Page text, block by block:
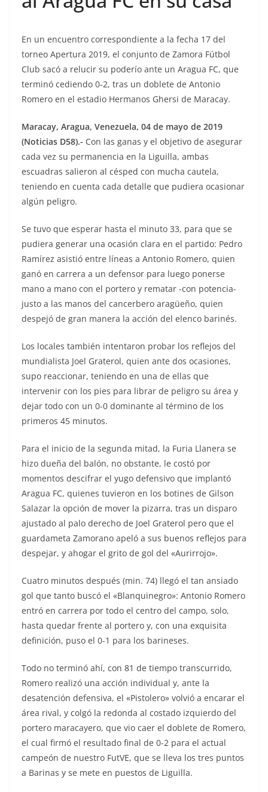
En un encuentro correspondiente a la fecha 17 del
torneo Apertura 2019, el conjunto de Zamora Fútbol
Club sacó a relucir su poderío ante un Aragua FC, que
terminó cediendo 0-2, tras un doblete de Antonio
Romero en el estadio Hermanos Ghersi de Maracay.
Maracay, Aragua, Venezuela, 04 de mayo de 2019
(Noticias D58).- Con las ganas y el objetivo de asegurar
cada vez su permanencia en la Liguilla, ambas
escuadras salieron al césped con mucha cautela,
teniendo en cuenta cada detalle que pudiera ocasionar
algún peligro.
Se tuvo que esperar hasta el minuto 33, para que se
pudiera generar una ocasión clara en el partido: Pedro
Ramírez asistió entre líneas a Antonio Romero, quien
ganó en carrera a un defensor para luego ponerse
mano a mano con el portero y rematar -con potencia-
justo a las manos del cancerbero aragüeño, quien
despejó de gran manera la acción del elenco barinés.
Los locales también intentaron probar los reflejos del
mundialista Joel Graterol, quien ante dos ocasiones,
supo reaccionar, teniendo en una de ellas que
intervenir con los pies para librar de peligro su área y
dejar todo con un 0-0 dominante al término de los
primeros 45 minutos.
Para el inicio de la segunda mitad, la Furia Llanera se
hizo dueña del balón, no obstante, le costó por
momentos descifrar el yugo defensivo que implantó
Aragua FC, quienes tuvieron en los botines de Gilson
Salazar la opción de mover la pizarra, tras un disparo
ajustado al palo derecho de Joel Graterol pero que el
guardameta Zamorano apeló a sus buenos reflejos para
despejar, y ahogar el grito de gol del «Aurirrojo».
Cuatro minutos después (min. 74) llegó el tan ansiado
gol que tanto buscó el «Blanquinegro»: Antonio Romero
entró en carrera por todo el centro del campo, solo,
hasta quedar frente al portero y, con una exquisita
definición, puso el 0-1 para los barineses.
Todo no terminó ahí, con 81 de tiempo transcurrido,
Romero realizó una acción individual y, ante la
desatención defensiva, el «Pistolero» volvió a encarar el
área rival, y colgó la redonda al costado izquierdo del
portero maracayero, que vio caer el doblete de Romero,
el cual firmó el resultado final de 0-2 para el actual
campeón de nuestro FutVE, que se lleva los tres puntos
a Barinas y se mete en puestos de Liguilla.